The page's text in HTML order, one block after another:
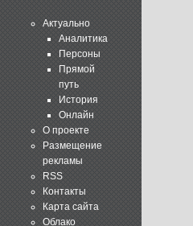
Актуально
Аналитика
Персоны
Прямой
путь
История
Онлайн
О проекте
Размещение
рекламы
RSS
Контакты
Карта сайта
Облако